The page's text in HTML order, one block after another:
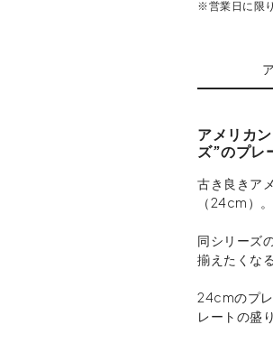
※営業日に限り
アメリカ
ズ”のプレ
古き良きア
（24cm）。
同シリーズ
揃えたくな
24cmのプ
レートの盛